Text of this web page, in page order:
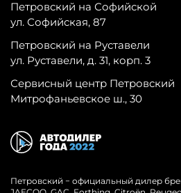
Петровский на Софийской
ул. Софийская, 87
Петровский на Руставели
ул. Руставели, д. 31, корп. 3
Сервисный центр Петровский
Митрофаньевское ш., 30
Петровский − официальный дилер